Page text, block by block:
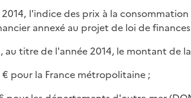
2014, l'indice des prix à la
annexé au projet de loi de finances
au titre de l'année 2014, le montant de
€ pour la France métropolitaine ;